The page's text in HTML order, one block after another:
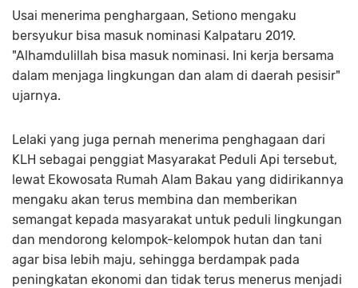
Usai menerima penghargaan, Setiono mengaku
bersyukur bisa masuk nominasi Kalpataru 2019.
"Alhamdulillah bisa masuk nominasi. Ini kerja bersama
dalam menjaga lingkungan dan alam di daerah pesisir"
ujarnya.
Lelaki yang juga pernah menerima penghagaan dari
KLH sebagai penggiat Masyarakat Peduli Api tersebut,
lewat Ekowosata Rumah Alam Bakau yang didirikannya
mengaku akan terus membina dan memberikan
semangat kepada masyarakat untuk peduli lingkungan
dan mendorong kelompok-kelompok hutan dan tani
agar bisa lebih maju, sehingga berdampak pada
peningkatan ekonomi dan tidak terus menerus menjadi